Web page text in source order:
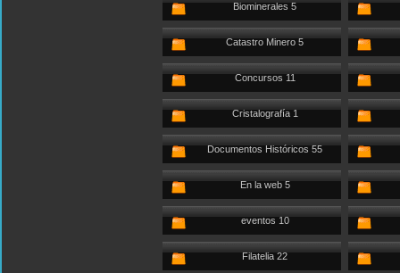
Biominerales 5
Catastro Minero 5
Concursos 11
Cristalografía 1
Documentos Históricos 55
En la web 5
eventos 10
Filatelia 22